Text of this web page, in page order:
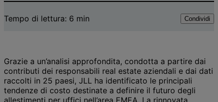
Tempo di lettura: 6 min Condividi
Grazie a un’analisi approfondita, condotta a partire dai
contributi dei responsabili real estate aziendali e dai dati
raccolti in 25 paesi, JLL ha identificato le principali
tendenze di costo destinate a definire il futuro degli
allestimenti per uffici nell’area EMEA. La rinnovata